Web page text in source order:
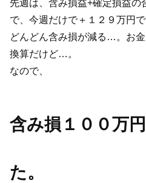
先週は、含み損益+確定損益
で、今週だけで＋１２９万円で
どんどん含み損が減る…。お
換算だけど…。
なので、
含み損１００万
た。